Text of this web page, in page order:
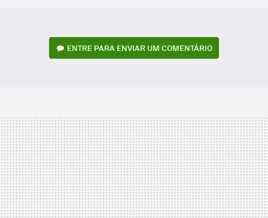
ENTRE PARA ENVIAR UM COMENTÁRIO